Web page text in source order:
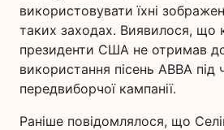
використовувати їхні
таких заходах. Виявилося, що
президенти США не отримав
використання пісень ABBA під
передвиборчої кампанії.
Раніше повідомлялося, що